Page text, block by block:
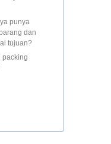
punya
dan
tujuan?
packing